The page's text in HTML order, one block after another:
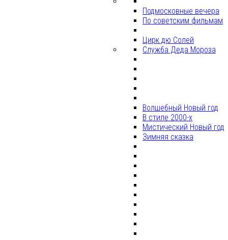
Подмосковные вечера
По советским фильмам
Цирк дю Солей
Служба Деда Мороза
Волшебный Новый год
В стиле 2000-х
Мистический Новый год
Зимняя сказка